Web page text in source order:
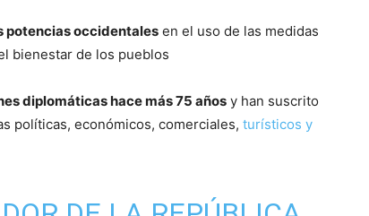
potencias occidentales en el uso de las medidas
bienestar de los pueblos
diplomáticas hace más 75 años y han suscrito
políticas, económicos, comerciales, turísticos y